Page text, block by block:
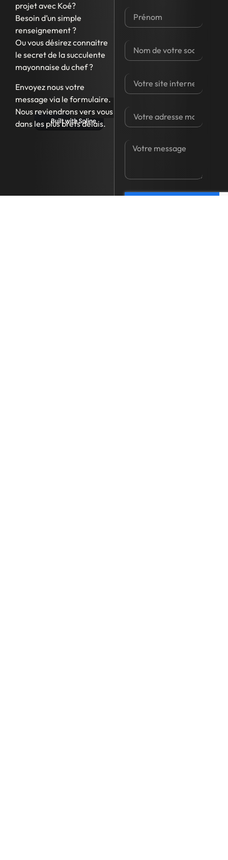
projet avec Koé?
Besoin d’un simple
renseignement ?
Ou vous désirez connaitre
le secret de la succulente
mayonnaise du chef ?
Envoyez nous votre
message via le formulaire.
Nous reviendrons vers vous
dans les plus brefs délais.